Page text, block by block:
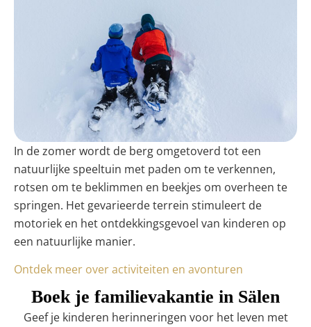
In de zomer wordt de berg omgetoverd tot een
natuurlijke speeltuin met paden om te verkennen,
rotsen om te beklimmen en beekjes om overheen te
springen. Het gevarieerde terrein stimuleert de
motoriek en het ontdekkingsgevoel van kinderen op
een natuurlijke manier.
Ontdek meer over activiteiten en avonturen
Boek je familievakantie in Sälen
Geef je kinderen herinneringen voor het leven met